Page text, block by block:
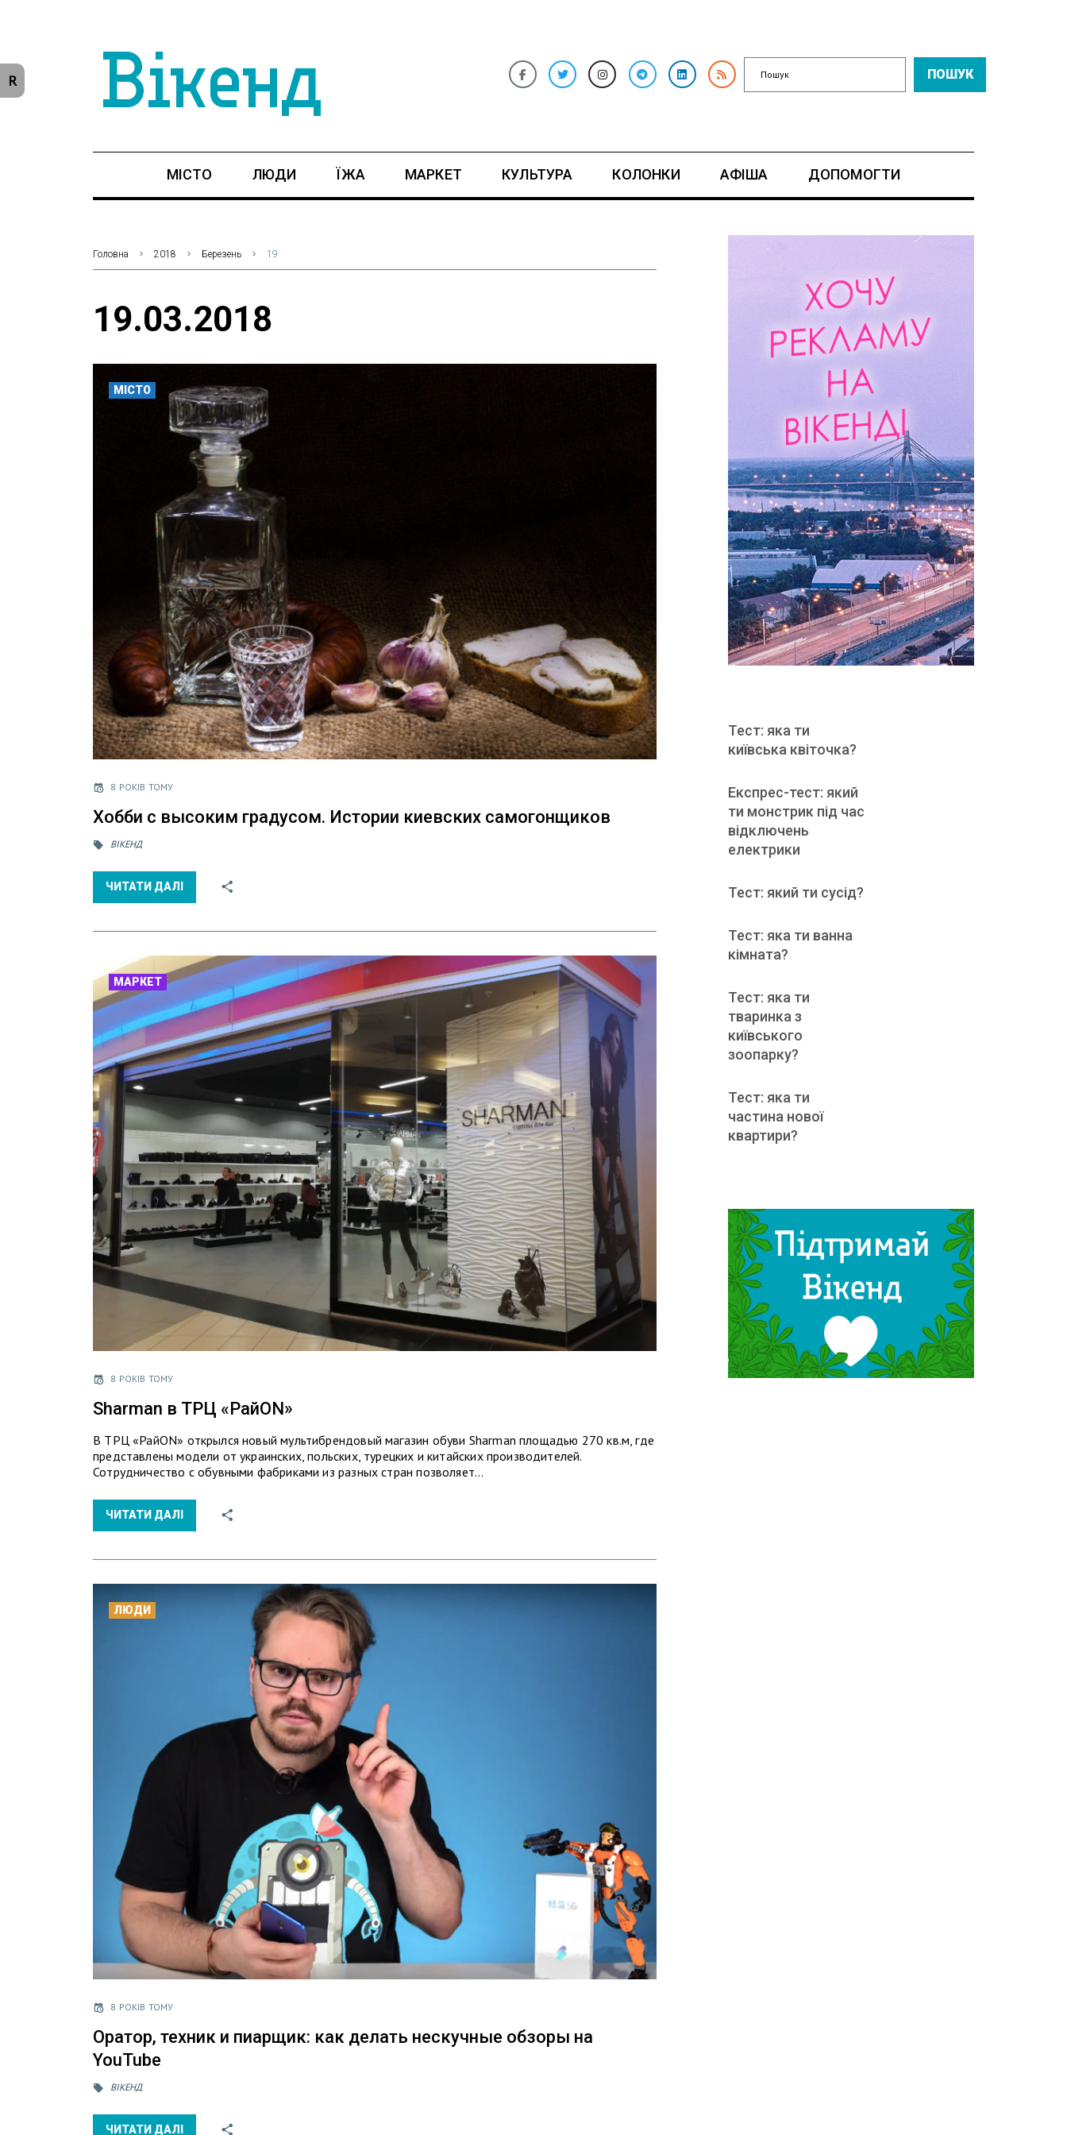
ПОШУК
МІСТО ЛЮДИ ЇЖА МАРКЕТ КУЛЬТУРА КОЛОНКИ АФІША ДОПОМОГТИ
Головна 2018 Березень 19
19.03.2018
МІСТО
8 РОКІВ ТОМУ
Хобби с высоким градусом. Истории киевских самогонщиков
ВІКЕНД
ЧИТАТИ ДАЛІ
МАРКЕТ
8 РОКІВ ТОМУ
Sharman в ТРЦ «РайON»
В ТРЦ «РайON» открылся новый мультибрендовый магазин обуви Sharman площадью 270 кв.м, где
представлены модели от украинских, польских, турецких и китайских производителей.
Сотрудничество с обувными фабриками из разных стран позволяет…
ЧИТАТИ ДАЛІ
ЛЮДИ
8 РОКІВ ТОМУ
Оратор, техник и пиарщик: как делать нескучные обзоры на
YouTube
ВІКЕНД
ЧИТАТИ ДАЛІ
Тест: яка ти
київська квіточка?
Експрес-тест: який
ти монстрик під час
відключень
електрики
Тест: який ти сусід?
Тест: яка ти ванна
кімната?
Тест: яка ти
тваринка з
київського
зоопарку?
Тест: яка ти
частина нової
квартири?
R